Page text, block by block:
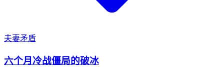
夫妻矛盾
六个月冷战僵局的破冰